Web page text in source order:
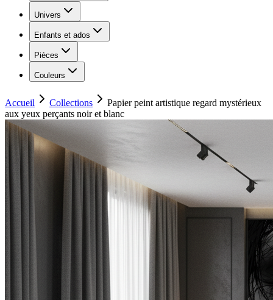
Univers
Enfants et ados
Pièces
Couleurs
Accueil Collections
Papier peint artistique regard mystérieux
aux yeux perçants noir et blanc